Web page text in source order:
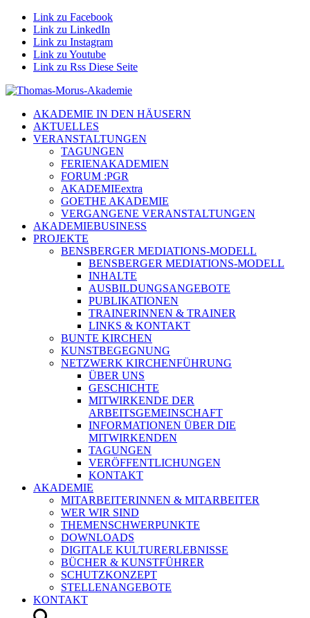
Link zu Facebook
Link zu LinkedIn
Link zu Instagram
Link zu Youtube
Link zu Rss Diese Seite
AKADEMIE IN DEN HÄUSERN
AKTUELLES
VERANSTALTUNGEN
TAGUNGEN
FERIENAKADEMIEN
FORUM :PGR
AKADEMIEextra
GOETHE AKADEMIE
VERGANGENE VERANSTALTUNGEN
AKADEMIEBUSINESS
PROJEKTE
BENSBERGER MEDIATIONS-MODELL
BENSBERGER MEDIATIONS-MODELL
INHALTE
AUSBILDUNGSANGEBOTE
PUBLIKATIONEN
TRAINERINNEN & TRAINER
LINKS & KONTAKT
BUNTE KIRCHEN
KUNSTBEGEGNUNG
NETZWERK KIRCHENFÜHRUNG
ÜBER UNS
GESCHICHTE
MITWIRKENDE DER
ARBEITSGEMEINSCHAFT
INFORMATIONEN ÜBER DIE
MITWIRKENDEN
TAGUNGEN
VERÖFFENTLICHUNGEN
KONTAKT
AKADEMIE
MITARBEITERINNEN & MITARBEITER
WER WIR SIND
THEMENSCHWERPUNKTE
DOWNLOADS
DIGITALE KULTURERLEBNISSE
BÜCHER & KUNSTFÜHRER
SCHUTZKONZEPT
STELLENANGEBOTE
KONTAKT